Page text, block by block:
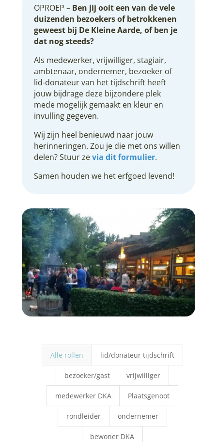
OPROEP – Ben jij ooit een van de vele
duizenden bezoekers of betrokkenen
geweest bij De Kleine Aarde, of ben je
dat nog steeds?
Als medewerker, vrijwilliger, stagiair,
ambtenaar, ondernemer, bezoeker of
lid-donateur van het tijdschrift heeft
jouw bijdrage deze bijzondere plek
mede mogelijk gemaakt en kleur en
invulling gegeven.
Wij zijn heel benieuwd naar jouw
herinneringen. Zou je die met ons willen
delen? Stuur zevia dit formulier.
Samen houden we het erfgoed levend!
Alle rollen lid/donateur tijdschrift
bezoeker/gast vrijwilliger
medewerker DKA Plaatsgenoot
rondleider ondernemer
bewoner DKA